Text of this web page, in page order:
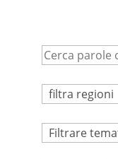
Tematico